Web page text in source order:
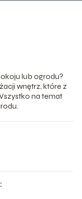
lub ogrodu?
wnętrz, które z
na temat